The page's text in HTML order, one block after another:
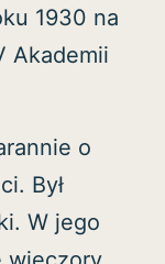
1930 na
Akademii
o
Był
W jego